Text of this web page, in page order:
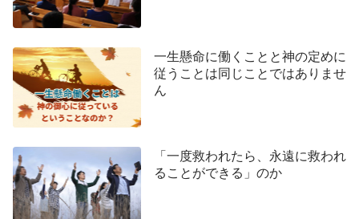
真理、道、命であることを認めますか」。この言葉
を聞いた後、みんなは互いに顔を見合せて、「もち
ろん認めます！」と言いました。
同労者山田さんのこの言葉はわたしを悟らせまし
た。「そうですね。わたしたちは神を信じる上で主
ウロの言葉に言及するのですか」とわたしは考えて
いました。ここまで考えた時、わたしは心を落ち着
かせて、続けて山田兄弟の言葉を聞きました。
一生懸命に働くことと神の定めに
従うことは同じことではありませ
ん
「一度救われたら、永遠に救われ
ることができる」のか